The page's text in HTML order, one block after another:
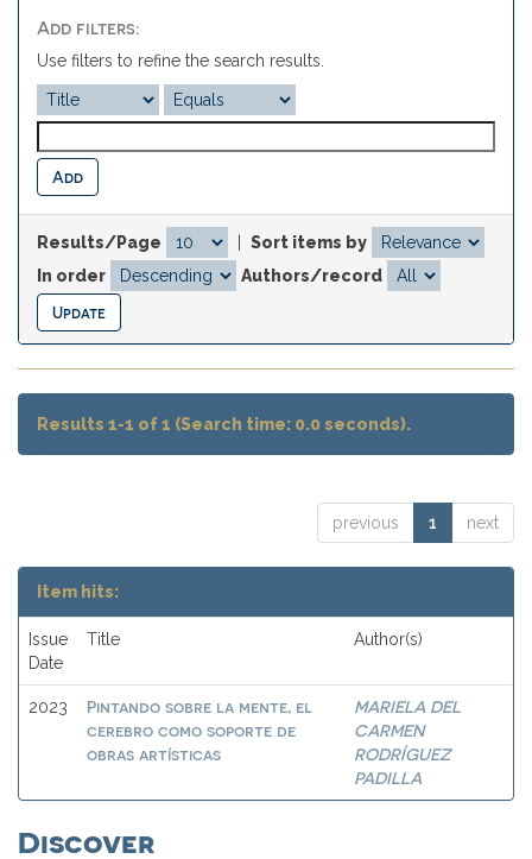
Add filters:
Use filters to refine the search results.
Results/Page
Sort items by
In order
Authors/record
Results 1-1 of 1 (Search time: 0.0 seconds).
previous 1 next
Item hits:
Issue
Date
Title Author(s)
2023
Pintando sobre la mente, el
cerebro como soporte de
obras artísticas
MARIELA DEL
CARMEN
RODRÍGUEZ
PADILLA
Discover